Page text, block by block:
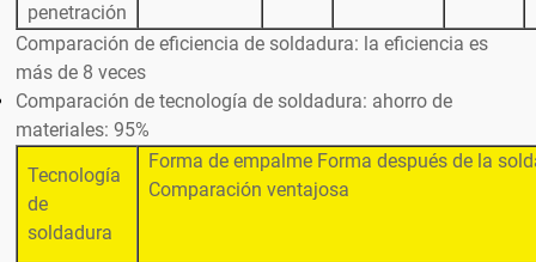
penetración
Comparación de eficiencia de soldadura: la eficiencia es
más de 8 veces
Comparación de tecnología de soldadura: ahorro de
materiales: 95%
Tecnología
de
soldadura
Forma de empalme Forma después de la
Comparación ventajosa